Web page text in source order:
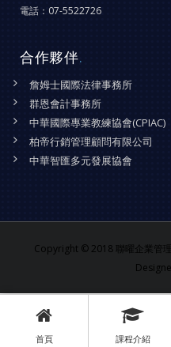
電話： 07-5522726
合作夥伴.
詹姆士國際法律事務所
群恩會計事務所
中華國際專業教練協會(CPIAC)
柏帝行銷管理顧問有限公司
中華智匯多元發展協會
Copyright © 2018 聯曜企業管
首頁 課程介紹